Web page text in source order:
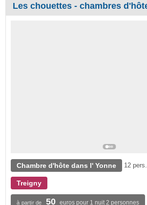
Chambre d'hôte dans l' Yonne 12 pers.
Treigny
à partir de 50 euros pour 1 nuit 2 personnes